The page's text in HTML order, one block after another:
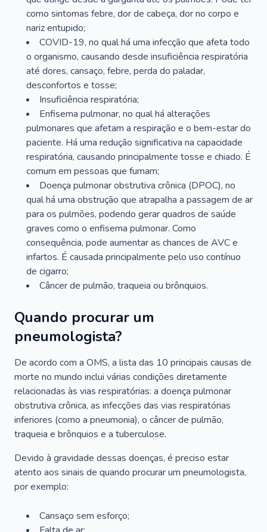
como sintomas febre, dor de cabeça, dor no corpo e
nariz entupido;
COVID-19, no qual há uma infecção que afeta todo
o organismo, causando desde insuficiência respiratória
até dores, cansaço, febre, perda do paladar,
desconfortos e tosse;
Insuficiência respiratória;
Enfisema pulmonar, no qual há alterações
pulmonares que afetam a respiração e o bem-estar do
paciente. Há uma redução significativa na capacidade
respiratória, causando principalmente tosse e chiado. É
comum em pessoas que fumam;
Doença pulmonar obstrutiva crônica (DPOC), no
qual há uma obstrução que atrapalha a passagem de ar
para os pulmões, podendo gerar quadros de saúde
graves como o enfisema pulmonar. Como
consequência, pode aumentar as chances de AVC e
infartos. É causada principalmente pelo uso contínuo
de cigarro;
Câncer de pulmão, traqueia ou brônquios.
Quando procurar um
pneumologista?
De acordo com a OMS, a lista das 10 principais causas de
morte no mundo inclui várias condições diretamente
relacionadas às vias respiratórias: a doença pulmonar
obstrutiva crônica, as infecções das vias respiratórias
inferiores (como a pneumonia), o câncer de pulmão,
traqueia e brônquios e a tuberculose.
Devido à gravidade dessas doenças, é preciso estar
atento aos sinais de quando procurar um pneumologista,
por exemplo:
Cansaço sem esforço;